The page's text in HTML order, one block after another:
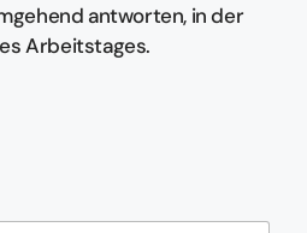
antworten, in der
Arbeitstages.